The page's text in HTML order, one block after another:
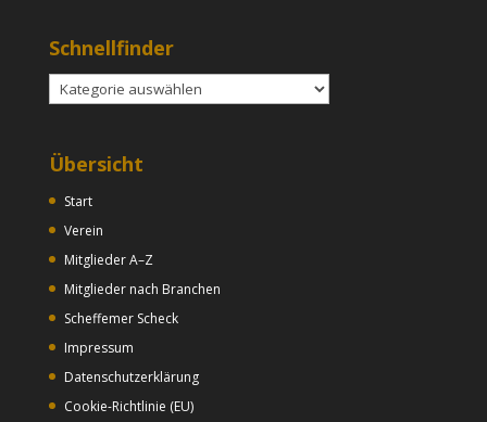
Schnellfinder
Schnellfinder
Übersicht
Start
Verein
Mitglieder A–Z
Mitglieder nach Branchen
Scheffemer Scheck
Impressum
Datenschutzerklärung
Cookie-Richtlinie (EU)